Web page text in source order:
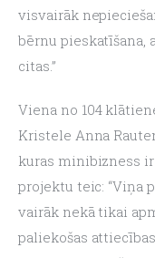
visvairāk
bērnu pieskatīšana,
citas.”
Viena no 104
Kristele Anna
kuras minibizness
projektu teic: “Viņa
vairāk nekā tikai
paliekošas